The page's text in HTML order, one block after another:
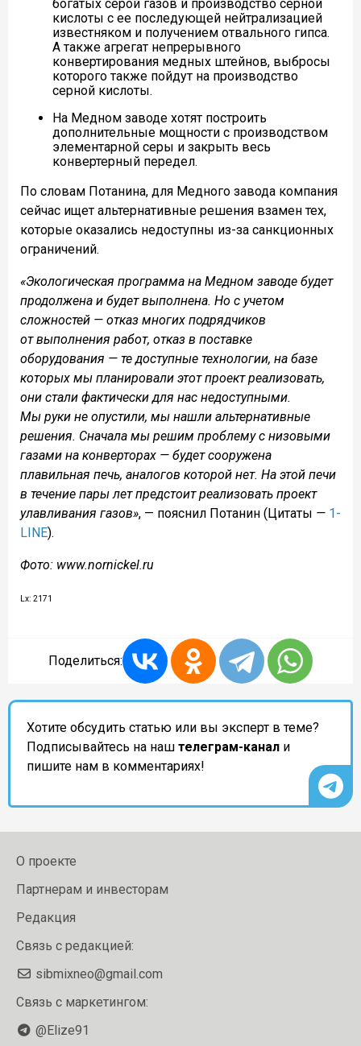
богатых серой газов и производство серной
кислоты с ее последующей нейтрализацией
известняком и получением отвального гипса.
А также агрегат непрерывного
конвертирования медных штейнов, выбросы
которого также пойдут на производство
серной кислоты.
На Медном заводе хотят построить
дополнительные мощности с производством
элементарной серы и закрыть весь
конвертерный передел.
По словам Потанина, для Медного завода компания
сейчас ищет альтернативные решения взамен тех,
которые оказались недоступны из-за санкционных
ограничений.
«Экологическая программа на Медном заводе будет
продолжена и будет выполнена. Но с учетом
сложностей — отказ многих подрядчиков
от выполнения работ, отказ в поставке
оборудования — те доступные технологии, на базе
которых мы планировали этот проект реализовать,
они стали фактически для нас недоступными.
Мы руки не опустили, мы нашли альтернативные
решения. Сначала мы решим проблему с низовыми
газами на конверторах — будет сооружена
плавильная печь, аналогов которой нет. На этой печи
в течение пары лет предстоит реализовать проект
улавливания газов», — пояснил Потанин (Цитаты — 1-
LINE).
Фото: www.nornickel.ru
Lx: 2171
Поделиться:
Хотите обсудить статью или вы эксперт в теме?
Подписывайтесь на наш телеграм-канал и
пишите нам в комментариях!
О проекте
Партнерам и инвесторам
Редакция
Связь с редакцией:
sibmixneo@gmail.com
Связь с маркетингом:
@Elize91